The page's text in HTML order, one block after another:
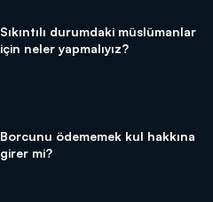
Sıkıntılı durumdaki müslümanlar
için neler yapmalıyız?
Borcunu ödememek kul hakkına
girer mi?